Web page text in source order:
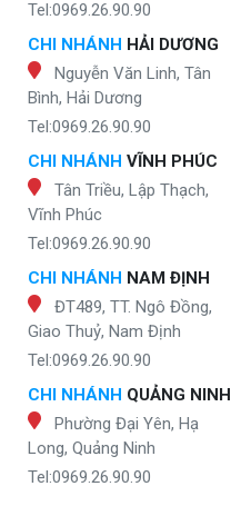
Tel:0969.26.90.90
CHI NHÁNH HẢI DƯƠNG
Nguyễn Văn Linh, Tân
Bình, Hải Dương
Tel:0969.26.90.90
CHI NHÁNH VĨNH PHÚC
Tân Triều, Lập Thạch,
Vĩnh Phúc
Tel:0969.26.90.90
CHI NHÁNH NAM ĐỊNH
ĐT489, TT. Ngô Đồng,
Giao Thuỷ, Nam Định
Tel:0969.26.90.90
CHI NHÁNH QUẢNG NINH
Phường Đại Yên, Hạ
Long, Quảng Ninh
Tel:0969.26.90.90